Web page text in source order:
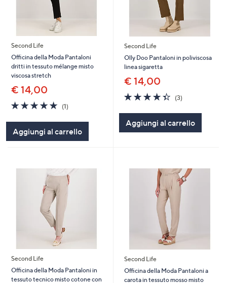
Second Life
Officina della Moda Pantaloni
dritti in tessuto mélange misto
viscosa stretch
€ 14,00
5.0
of
5
Stars
(1)1
Aggiungi al carrello
Second Life
Olly Doo Pantaloni in poliviscosa
linea sigaretta
€ 14,00
4.3
of
5
Stars
(3)3
Aggiungi al carrello
Second Life
Officina della Moda Pantaloni in
tessuto tecnico misto cotone con
Second Life
Officina della Moda Pantaloni a
carota in tessuto mosso misto